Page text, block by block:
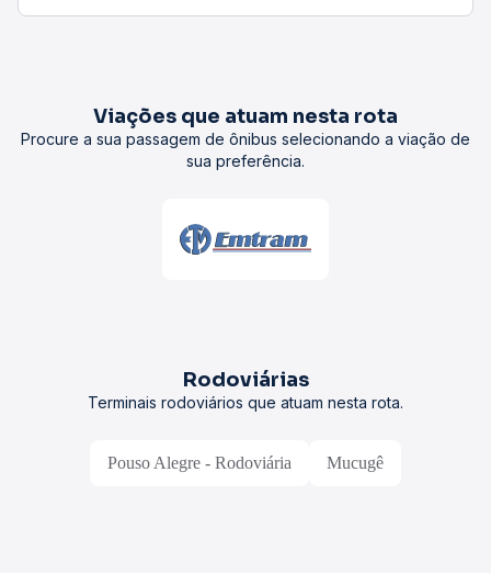
Viações que atuam nesta rota
Procure a sua passagem de ônibus selecionando a viação de
sua preferência.
Rodoviárias
Terminais rodoviários que atuam nesta rota.
Pouso Alegre - Rodoviária Mucugê